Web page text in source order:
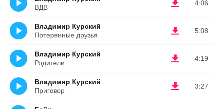
4:06
ВДВ
5:08
Владимир Курский
Потерянные друзья
4:19
Владимир Курский
Родители
3:27
Владимир Курский
Приговор